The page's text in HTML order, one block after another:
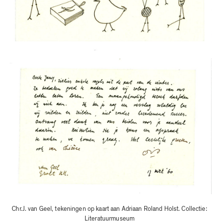
Chr.J. van Geel, tekeningen op kaart aan Adriaan Roland Holst. Collectie:
Literatuurmuseum